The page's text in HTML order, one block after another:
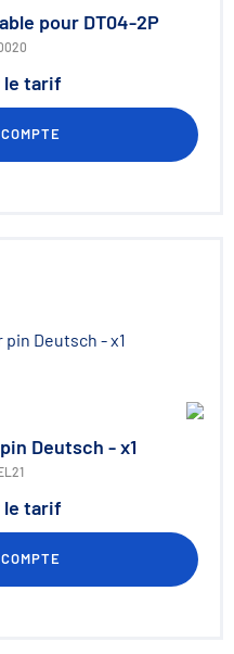
pour DT04-2P
le tarif
Deutsch - x1
le tarif